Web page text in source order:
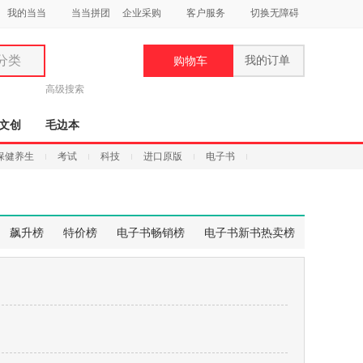
我的当当 当当拼团 企业采购 客户服务 切换无障碍
类
高级搜索
购物车 我的订单
创 毛边本
健养生 考试 科技 进口原版 电子书
飙升榜 特价榜 电子书畅销榜 电子书新书热卖榜